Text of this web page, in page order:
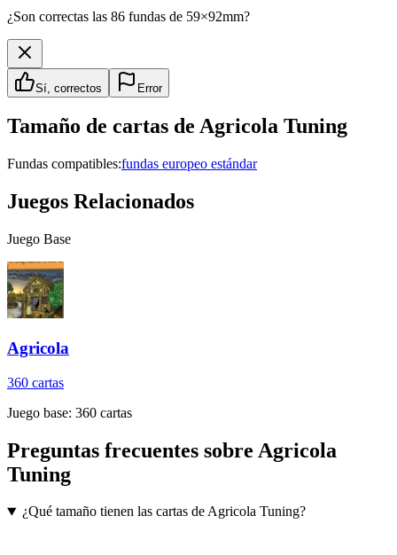
¿Son correctas las 86 fundas de 59×92mm?
Sí, correctos Error
Tamaño de cartas de Agricola Tuning
Fundas compatibles:fundas europeo estándar
Juegos Relacionados
Juego Base
Agricola
360 cartas
Juego base: 360 cartas
Preguntas frecuentes sobre Agricola
Tuning
¿Qué tamaño tienen las cartas de Agricola Tuning?